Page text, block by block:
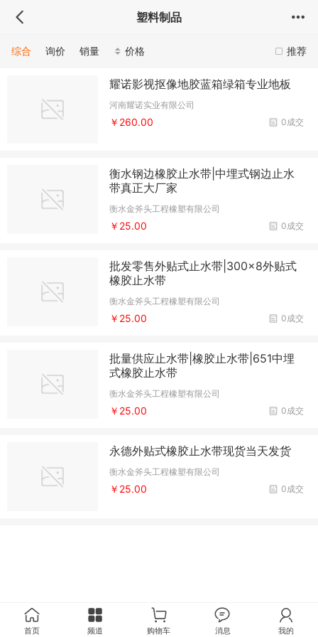
塑料制品
推荐
综合 询价 销量 价格
耀诺影视抠像地胶蓝箱绿箱专业地板
河南耀诺实业有限公司
0成交
￥260.00
衡水钢边橡胶止水带|中埋式钢边止水
带真正大厂家
衡水金斧头工程橡塑有限公司
0成交
￥25.00
批发零售外贴式止水带|300×8外贴式
橡胶止水带
衡水金斧头工程橡塑有限公司
0成交
￥25.00
批量供应止水带|橡胶止水带|651中埋
式橡胶止水带
衡水金斧头工程橡塑有限公司
0成交
￥25.00
永德外贴式橡胶止水带现货当天发货
衡水金斧头工程橡塑有限公司
0成交
￥25.00
首页 频道 购物车 消息 我的